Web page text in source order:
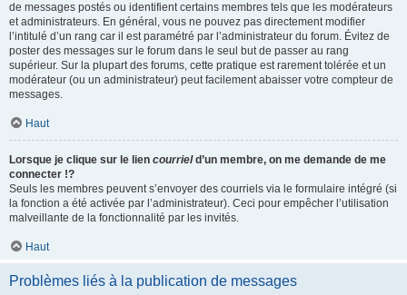
de messages postés ou identifient certains membres tels que les modérateurs
et administrateurs. En général, vous ne pouvez pas directement modifier
l’intitulé d’un rang car il est paramétré par l’administrateur du forum. Évitez de
poster des messages sur le forum dans le seul but de passer au rang
supérieur. Sur la plupart des forums, cette pratique est rarement tolérée et un
modérateur (ou un administrateur) peut facilement abaisser votre compteur de
messages.
Haut
Lorsque je clique sur le lien courrield’un membre, on me demande de me
connecter !?
Seuls les membres peuvent s’envoyer des courriels via le formulaire intégré (si
la fonction a été activée par l’administrateur). Ceci pour empêcher l’utilisation
malveillante de la fonctionnalité par les invités.
Haut
Problèmes liés à la publication de messages